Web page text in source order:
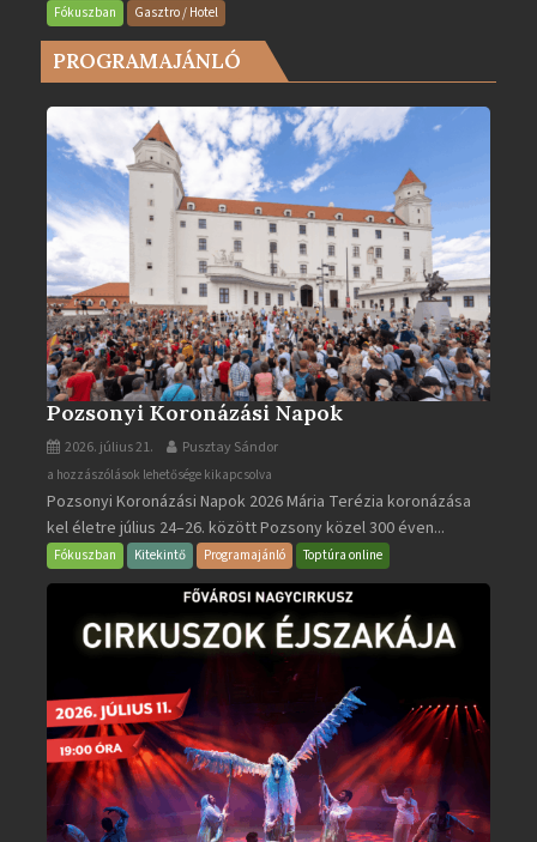
legjobb
városa
2025-
bejegyzéshez
Fókuszban Gasztro / Hotel
PROGRAMAJÁNLÓ
Pozsonyi Koronázási Napok
2026. július 21. Pusztay Sándor
Pozsonyi
Koronázási
Napok
bejegyzéshez
a hozzászólások lehetősége kikapcsolva
Pozsonyi Koronázási Napok 2026 Mária Terézia koronázása
kel életre július 24–26. között Pozsony közel 300 éven...
Fókuszban Kitekintő Programajánló Toptúra online